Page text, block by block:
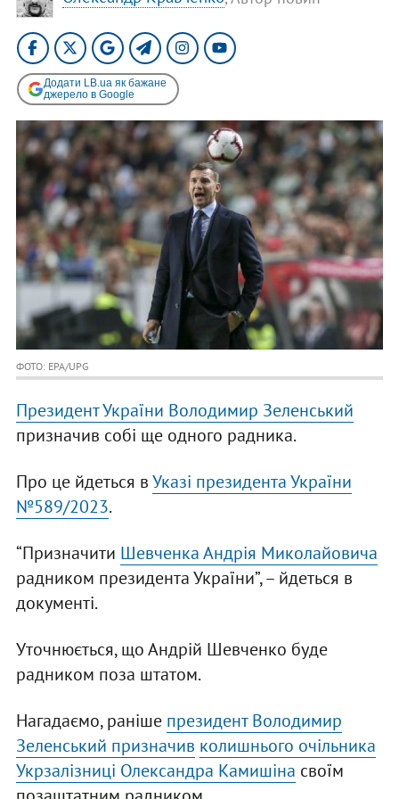
Додати LB.ua як бажане
джерело в Google
ФОТО: EPA/UPG
Президент України Володимир Зеленський
призначив собі ще одного радника.
Про це йдеться вУказі президента України
№589/2023.
“Призначити Шевченка Андрія Миколайовича
радником президента України”, – йдеться в
документі.
Уточнюється, що Андрій Шевченко буде
радником поза штатом.
Нагадаємо, раніше президент Володимир
Зеленський призначив колишнього очільника
Укрзалізниці Олександра Камишіна своїм